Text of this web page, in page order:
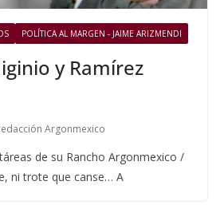
POLÍTICA AL MARGEN - JAIME ARIZMENDI
y Ramírez
Argonmexico
de su Rancho Argonmexico /
ni trote que canse… A